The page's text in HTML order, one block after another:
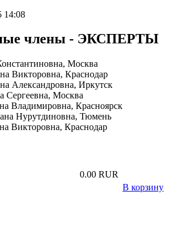
14:08
члены - ЭКСПЕРТЫ
Москва
Викторовна, Краснодар
Александровна, Иркутск
Сергеевна, Москва
Владимировна, Красноярск
Нурутдиновна, Тюмень
Викторовна, Краснодар
0.00 RUR
В корзину